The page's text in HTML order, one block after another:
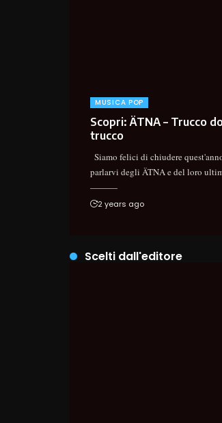
MUSICA POP
Scopri: ÄTNA – Trucco
trucco
Siamo felici di chiudere
parlarvi degli ÄTNA e del loro
2 years ago
Scelti dall'editore